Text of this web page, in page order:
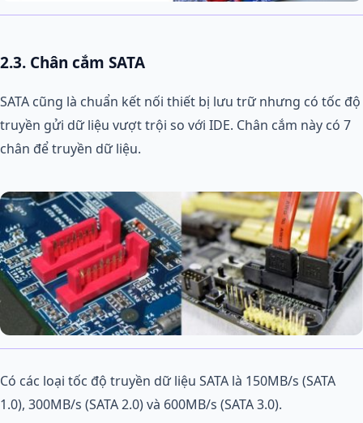
2.3. Chân cắm SATA
SATA cũng là chuẩn kết nối thiết bị lưu trữ nhưng có tốc độ
truyền gửi dữ liệu vượt trội so với IDE. Chân cắm này có 7
chân để truyền dữ liệu.
Có các loại tốc độ truyền dữ liệu SATA là 150MB/s (SATA
1.0), 300MB/s (SATA 2.0) và 600MB/s (SATA 3.0).